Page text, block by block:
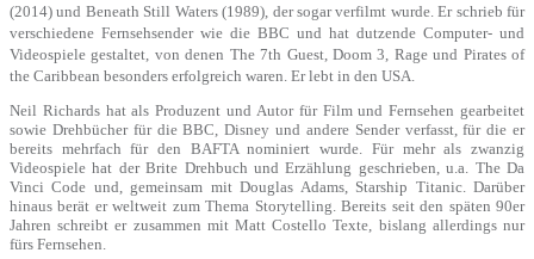
(2014) und Beneath Still Waters (1989), der sogar verfilmt wurde. Er schrieb für
verschiedene Fernsehsender wie die BBC und hat dutzende Computer- und
Videospiele gestaltet, von denen The 7th Guest, Doom 3, Rage und Pirates of
the Caribbean besonders erfolgreich waren. Er lebt in den USA.
Neil Richards hat als Produzent und Autor für Film und Fernsehen gearbeitet
sowie Drehbücher für die BBC, Disney und andere Sender verfasst, für die er
bereits mehrfach für den BAFTA nominiert wurde. Für mehr als zwanzig
Videospiele hat der Brite Drehbuch und Erzählung geschrieben, u.a. The Da
Vinci Code und, gemeinsam mit Douglas Adams, Starship Titanic. Darüber
hinaus berät er weltweit zum Thema Storytelling. Bereits seit den späten 90er
Jahren schreibt er zusammen mit Matt Costello Texte, bislang allerdings nur
fürs Fernsehen.